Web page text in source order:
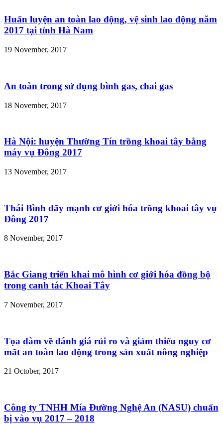
Huấn luyện an toàn lao động, vệ sinh lao động năm
2017 tại tỉnh Hà Nam
19 November, 2017
An toàn trong sử dụng bình gas, chai gas
18 November, 2017
Hà Nội: huyện Thường Tín trồng khoai tây bằng
máy vụ Đông 2017
13 November, 2017
Thái Bình đẩy mạnh cơ giới hóa trồng khoai tây vụ
Đông 2017
8 November, 2017
Bắc Giang triển khai mô hình cơ giới hóa đồng bộ
trong canh tác Khoai Tây
7 November, 2017
Tọa đàm về đánh giá rủi ro và giảm thiểu nguy cơ
mất an toàn lao động trong sản xuất nông nghiệp
21 October, 2017
Công ty TNHH Mía Đường Nghệ An (NASU) chuẩn
bị vào vụ 2017 – 2018